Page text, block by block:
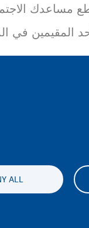
مساعدك
المقيمين في
ALL